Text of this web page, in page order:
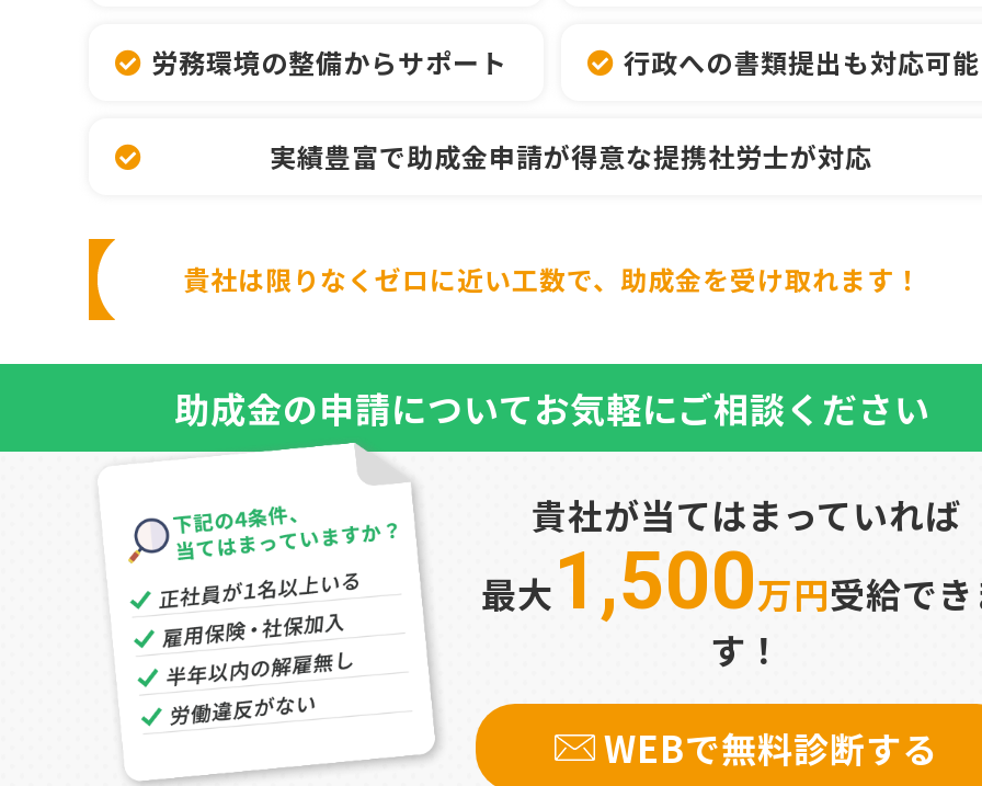
労務環境の整備からサポート 行政への書類提出も対応可能
実績豊富で助成金申請が得意な提携社労士が対応
貴社は限りなくゼロに近い工数で、助成金を受け取れます！
助成金の申請についてお気軽にご相談ください
貴社が当てはまっていれば
最大1,500万円受給で
す！
WEBで無料診断する